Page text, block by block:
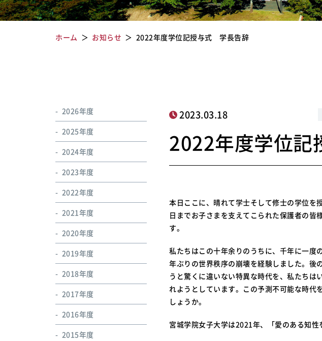
ホーム お知らせ 2022年度学位記授与式 学長告辞
2023.03.18
2022年度学位
本日ここに、晴れて学士そして修士の学位を
日までお子さまを支えてこられた保護者の皆
す。
私たちはこの十年余りのうちに、千年に一度
年ぶりの世界秩序の崩壊を経験しました。後
うと驚くに違いない特異な時代を、私たち
れようとしています。この予測不可能な時代
しょうか。
宮城学院女子大学は2021年、「愛のある知性
2026年度
2025年度
2024年度
2023年度
2022年度
2021年度
2020年度
2019年度
2018年度
2017年度
2016年度
2015年度